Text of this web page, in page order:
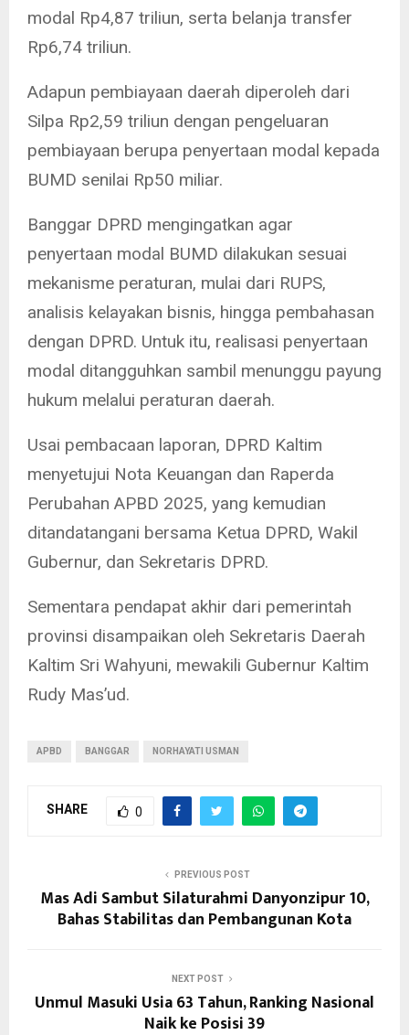
modal Rp4,87 triliun, serta belanja transfer
Rp6,74 triliun.
Adapun pembiayaan daerah diperoleh dari
Silpa Rp2,59 triliun dengan pengeluaran
pembiayaan berupa penyertaan modal kepada
BUMD senilai Rp50 miliar.
Banggar DPRD mengingatkan agar
penyertaan modal BUMD dilakukan sesuai
mekanisme peraturan, mulai dari RUPS,
analisis kelayakan bisnis, hingga pembahasan
dengan DPRD. Untuk itu, realisasi penyertaan
modal ditangguhkan sambil menunggu payung
hukum melalui peraturan daerah.
Usai pembacaan laporan, DPRD Kaltim
menyetujui Nota Keuangan dan Raperda
Perubahan APBD 2025, yang kemudian
ditandatangani bersama Ketua DPRD, Wakil
Gubernur, dan Sekretaris DPRD.
Sementara pendapat akhir dari pemerintah
provinsi disampaikan oleh Sekretaris Daerah
Kaltim Sri Wahyuni, mewakili Gubernur Kaltim
Rudy Mas’ud.
APBD BANGGAR NORHAYATI USMAN
SHARE 0
PREVIOUS POST
Mas Adi Sambut Silaturahmi Danyonzipur 10,
Bahas Stabilitas dan Pembangunan Kota
NEXT POST
Unmul Masuki Usia 63 Tahun, Ranking Nasional
Naik ke Posisi 39